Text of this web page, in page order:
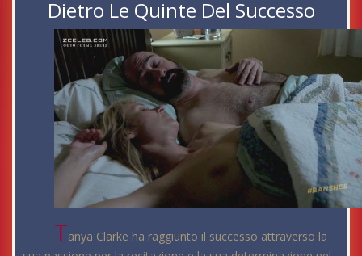
Dietro Le Quinte Del Successo
Tanya Clarke ha raggiunto il successo attraverso la